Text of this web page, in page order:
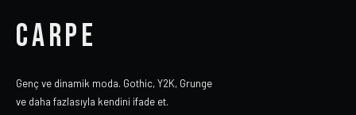
CARPE
Genç ve dinamik moda. Gothic, Y2K, Grunge
ve daha fazlasıyla kendini ifade et.